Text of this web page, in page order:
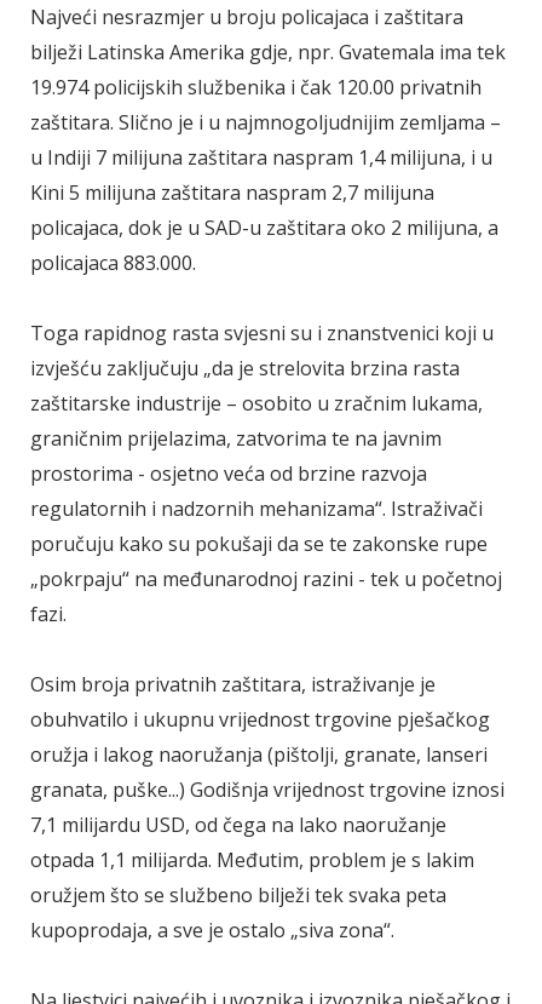
Najveći nesrazmjer u broju policajaca i zaštitara
bilježi Latinska Amerika gdje, npr. Gvatemala ima tek
19.974 policijskih službenika i čak 120.00 privatnih
zaštitara. Slično je i u najmnogoljudnijim zemljama –
u Indiji 7 milijuna zaštitara naspram 1,4 milijuna, i u
Kini 5 milijuna zaštitara naspram 2,7 milijuna
policajaca, dok je u SAD-u zaštitara oko 2 milijuna, a
policajaca 883.000.
Toga rapidnog rasta svjesni su i znanstvenici koji u
izvješću zaključuju „da je strelovita brzina rasta
zaštitarske industrije – osobito u zračnim lukama,
graničnim prijelazima, zatvorima te na javnim
prostorima - osjetno veća od brzine razvoja
regulatornih i nadzornih mehanizama“. Istraživači
poručuju kako su pokušaji da se te zakonske rupe
„pokrpaju“ na međunarodnoj razini - tek u početnoj
fazi.
Osim broja privatnih zaštitara, istraživanje je
obuhvatilo i ukupnu vrijednost trgovine pješačkog
oružja i lakog naoružanja (pištolji, granate, lanseri
granata, puške...) Godišnja vrijednost trgovine iznosi
7,1 milijardu USD, od čega na lako naoružanje
otpada 1,1 milijarda. Međutim, problem je s lakim
oružjem što se službeno bilježi tek svaka peta
kupoprodaja, a sve je ostalo „siva zona“.